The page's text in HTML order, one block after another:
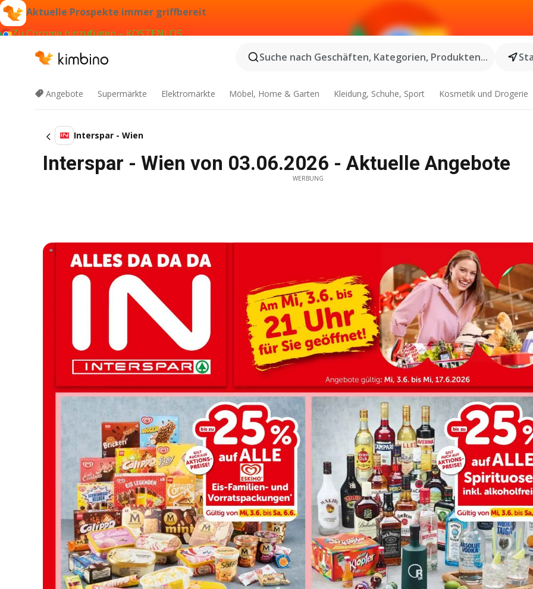
Aktuelle Prospekte immer griffbereit
Zu Chrome hinzufügen – KOSTENLOS
Suche nach Geschäften, Kategorien, Produkten...
Angebote Supermärkte Elektromärkte Möbel, Home & Garten Kleidung, Schuhe, Sport Kosmetik und Drogerie
Interspar - Wien
Interspar - Wien von 03.06.2026 - Aktuelle Angebote
WERBUNG